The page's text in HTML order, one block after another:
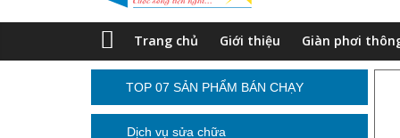
Trang chủ Giới thiệu Giàn phơi
TOP 07 SẢN PHẨM BÁN CHẠY
Dịch vụ sửa chữa